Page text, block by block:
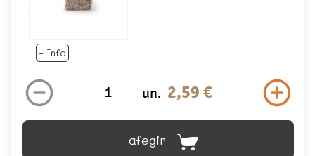
+ Info
un. 2,59 €
afegir